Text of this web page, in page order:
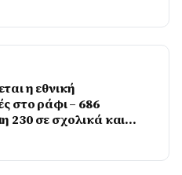
η εθνική
στο ράφι – 686
230 σε σχολικά και